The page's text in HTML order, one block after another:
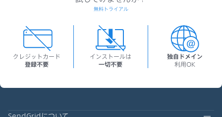
クレジットカード
登録不要
インストールは
一切不要
独自ドメイン
利用OK
無料トライアル